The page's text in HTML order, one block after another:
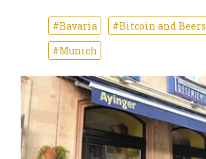
#Bavaria #Bitcoin and Beers
#Munich